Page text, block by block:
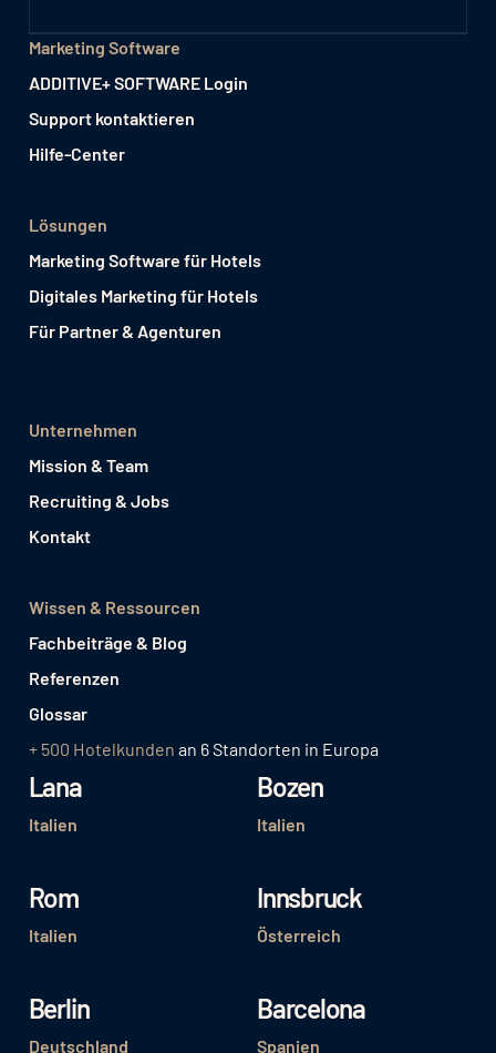
Marketing Software
ADDITIVE+ SOFTWARE Login
Support kontaktieren
Hilfe-Center
Lösungen
Marketing Software für Hotels
Digitales Marketing für Hotels
Für Partner & Agenturen
Unternehmen
Mission & Team
Recruiting & Jobs
Kontakt
Wissen & Ressourcen
Fachbeiträge & Blog
Referenzen
Glossar
+ 500 Hotelkunden an 6 Standorten in Europa
Lana
Italien
Bozen
Italien
Rom
Italien
Innsbruck
Österreich
Berlin
Deutschland
Barcelona
Spanien